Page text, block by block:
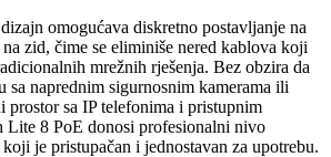
omogućava diskretno postavljanje na
zid, čime se eliminiše nered kablova koji
mrežnih rješenja. Bez obzira da
sa naprednim sigurnosnim kamerama ili
prostor sa IP telefonima i pristupnim
Lite 8 PoE donosi profesionalni nivo
je pristupačan i jednostavan za upotrebu.